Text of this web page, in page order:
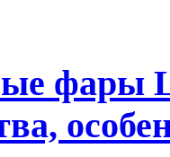
фары